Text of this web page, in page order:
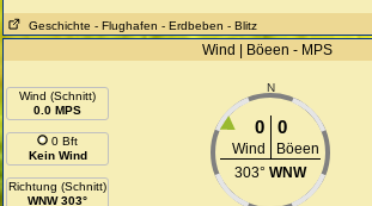
Geschichte - Flughafen - Erdbeben - Blitz
Wind | Böeen - MPS
Wind (Schnitt)
0.0 MPS
0 Bft
Kein Wind
Richtung (Schnitt)
WNW 303°
N
0 0
Wind
Böeen
303° WNW